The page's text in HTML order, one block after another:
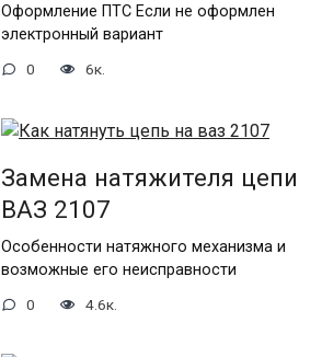
Оформление ПТС Если не оформлен
электронный вариант
0 6к.
Замена натяжителя цепи
ВАЗ 2107
Особенности натяжного механизма и
возможные его неисправности
0 4.6к.